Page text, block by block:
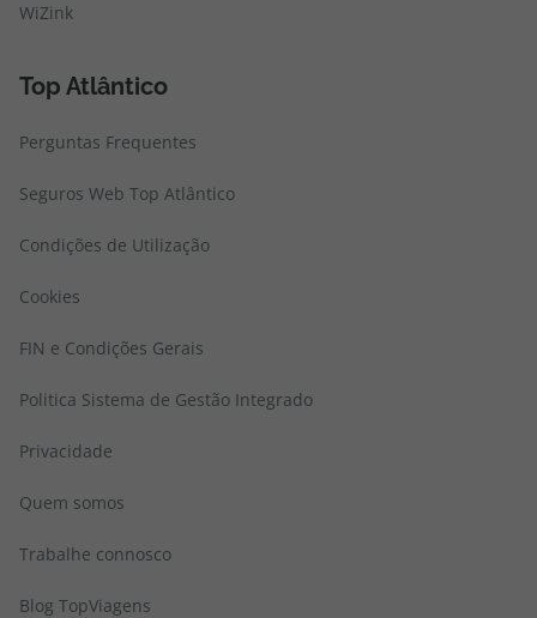
WiZink
Top Atlântico
Perguntas Frequentes
Seguros Web Top Atlântico
Condições de Utilização
Cookies
FIN e Condições Gerais
Politica Sistema de Gestão Integrado
Privacidade
Quem somos
Trabalhe connosco
Blog TopViagens